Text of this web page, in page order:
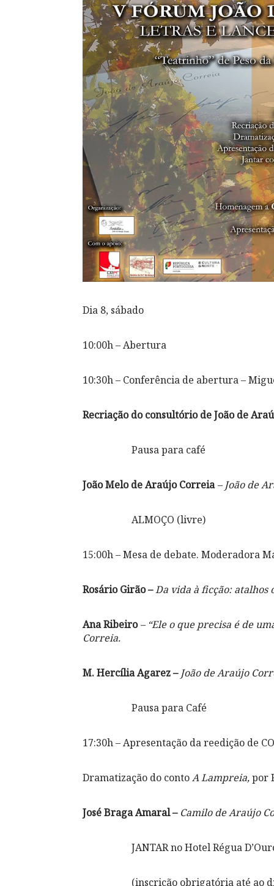
Dia 8, sábado
10:00h – Abertura
10:30h – Conferência de abertura –
Recriação do consultório de João de
Pausa para café
João Melo de Araújo Correia– João de
ALMOÇO (livre)
15:00h – Mesa de debate. Moderadora
Rosário Girão –Da vida à ficção:
Ana Ribeiro– “Ele o que precisa é de
Correia.
M. Hercília Agarez – João de Araújo
Pausa para Café
17:30h – Apresentação da reedição de
Dramatização do contoA Lampreia,por
José Braga Amaral – Camilo de Araújo
JANTAR no Hotel Régua
(inscrição obrigatória até ao